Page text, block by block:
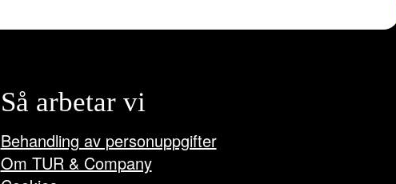
Så arbetar vi
Behandling av personuppgifter
Om TUR & Company